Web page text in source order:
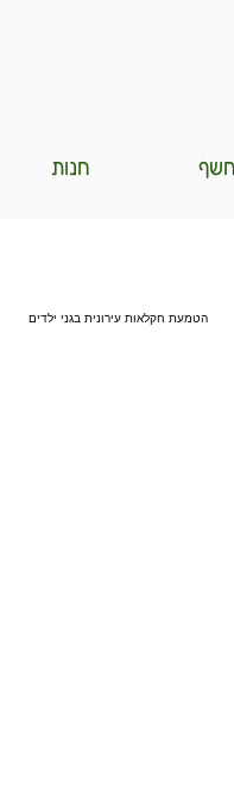
חנות
הטמעת חקלאות עירונית בגני ילדים